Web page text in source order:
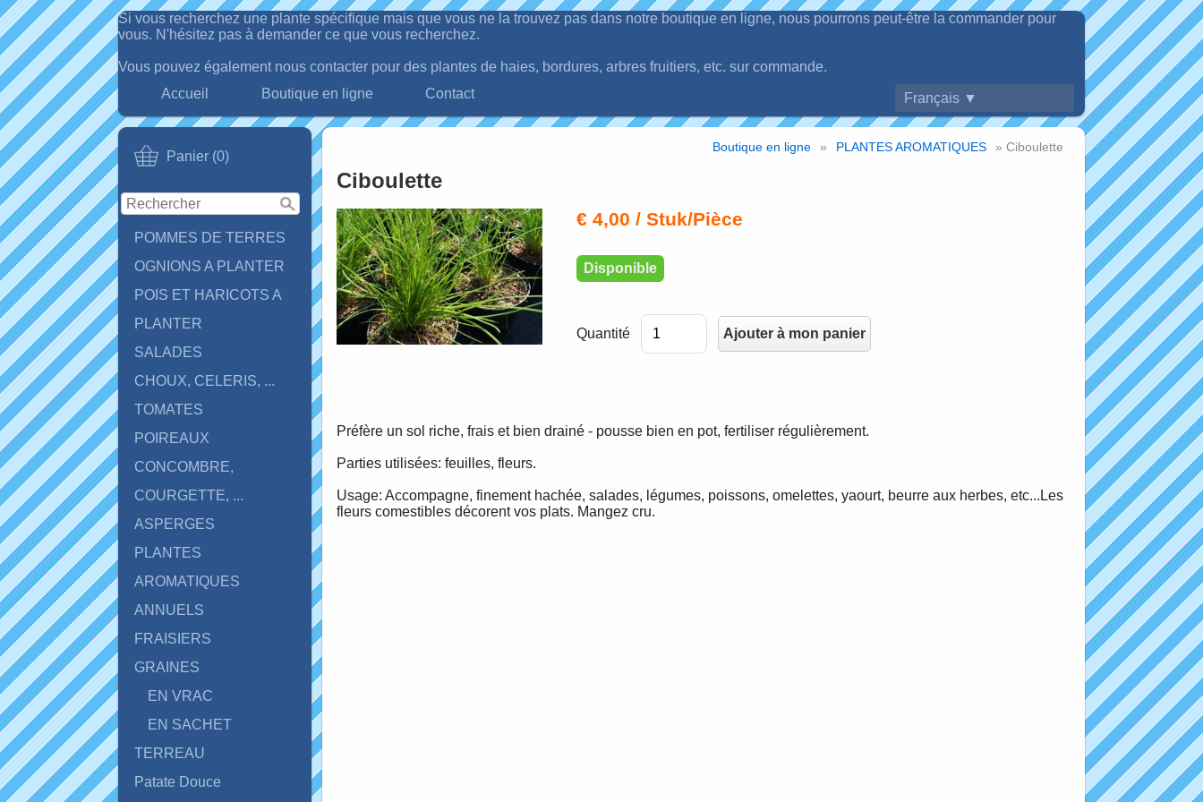
Si vous recherchez une plante spécifique mais que vous ne la trouvez pas dans notre boutique en ligne, nous pourrons peut-être la commander pour
vous. N'hésitez pas à demander ce que vous recherchez.
Vous pouvez également nous contacter pour des plantes de haies, bordures, arbres fruitiers, etc. sur commande.
Français ▼
Accueil Boutique en ligne Contact
Panier (0)
POMMES DE TERRES
OGNIONS A PLANTER
POIS ET HARICOTS A
PLANTER
SALADES
CHOUX, CELERIS, ...
TOMATES
POIREAUX
CONCOMBRE,
COURGETTE, ...
ASPERGES
PLANTES
AROMATIQUES
ANNUELS
FRAISIERS
GRAINES
EN VRAC
EN SACHET
TERREAU
Patate Douce
Boutique en ligne » PLANTES AROMATIQUES » Ciboulette
Ciboulette
€ 4,00 / Stuk/Pièce
Disponible
Quantité
Préfère un sol riche, frais et bien drainé - pousse bien en pot, fertiliser régulièrement.
Parties utilisées: feuilles, fleurs.
Usage: Accompagne, finement hachée, salades, légumes, poissons, omelettes, yaourt, beurre aux herbes, etc...Les
fleurs comestibles décorent vos plats. Mangez cru.